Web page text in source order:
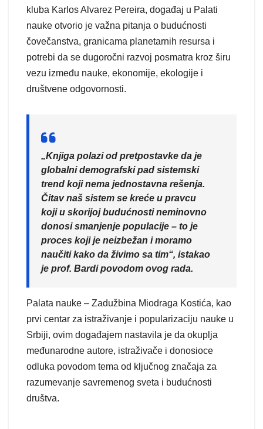
kluba Karlos Alvarez Pereira, događaj u Palati
nauke otvorio je važna pitanja o budućnosti
čovečanstva, granicama planetarnih resursa i
potrebi da se dugoročni razvoj posmatra kroz širu
vezu između nauke, ekonomije, ekologije i
društvene odgovornosti.
„Knjiga polazi od pretpostavke da je
globalni demografski pad sistemski
trend koji nema jednostavna rešenja.
Čitav naš sistem se kreće u pravcu
koji u skorijoj budućnosti neminovno
donosi smanjenje populacije – to je
proces koji je neizbežan i moramo
naučiti kako da živimo sa tim“, istakao
je prof. Bardi povodom ovog rada.
Palata nauke – Zadužbina Miodraga Kostića, kao
prvi centar za istraživanje i popularizaciju nauke u
Srbiji, ovim događajem nastavila je da okuplja
međunarodne autore, istraživače i donosioce
odluka povodom tema od ključnog značaja za
razumevanje savremenog sveta i budućnosti
društva.